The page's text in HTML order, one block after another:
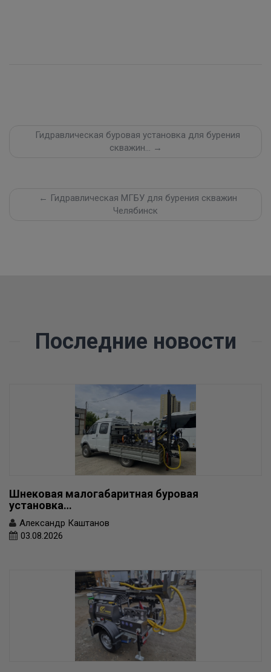
Гидравлическая буровая установка для бурения
скважин… →
← Гидравлическая МГБУ для бурения скважин
Челябинск
Последние новости
Шнековая малогабаритная буровая
установка…
Александр Каштанов
03.08.2026